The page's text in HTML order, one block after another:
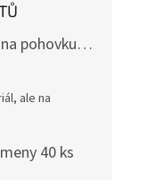
Voděodolné potahy na pohovku se vzorem
5 hvězdiček.
ale na
40 ks